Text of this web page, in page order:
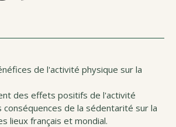
de l'activité physique sur la
des effets positifs de l'activité
conséquences de la sédentarité sur la
lieux français et mondial.